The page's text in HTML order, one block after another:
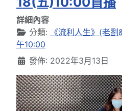
詳細內容
分類:
《流利人生》(老
午10:00
發佈: 2022年3月13日